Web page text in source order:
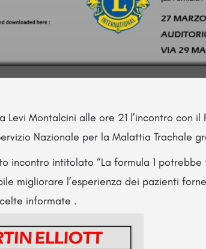
Levi Montalcini alle ore 21 l’incontro con il
Nazionale per la Malattia Trachale
incontro intitolato “La formula 1
migliorare l’esperienza dei pazienti
informate .